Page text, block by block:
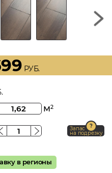
РУБ.
м2
Запас
на подрезку
в регионы